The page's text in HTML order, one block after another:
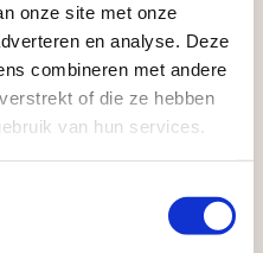
onze site met onze
en analyse. Deze
combineren met andere
of die ze hebben
van hun services.
geschikte partner
naar tuin- en
leverancier van
breed assortiment
Lees meer over de
hanteren tijdens
openingstijden op
voor de